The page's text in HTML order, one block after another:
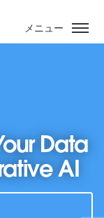
メニュー
Data
AI